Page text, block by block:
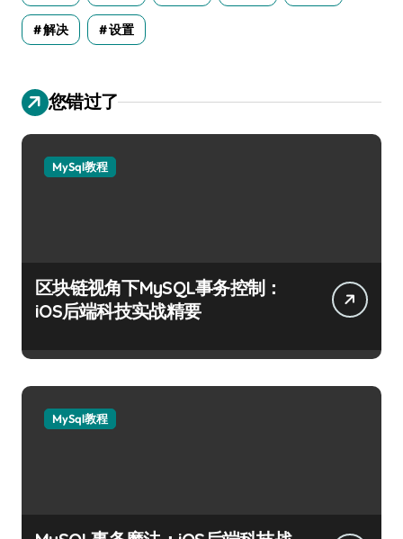
解决 设置
您错过了
MySql教程
区块链视角下MySQL事务控制：
iOS后端科技实战精要
MySql教程